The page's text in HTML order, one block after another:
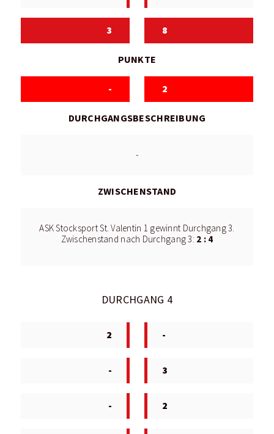
3 8
PUNKTE
- 2
DURCHGANGSBESCHREIBUNG
-
ZWISCHENSTAND
ASK Stocksport St. Valentin 1 gewinnt Durchgang 3.
Zwischenstand nach Durchgang 3: 2 : 4
DURCHGANG 4
2 -
- 3
- 2